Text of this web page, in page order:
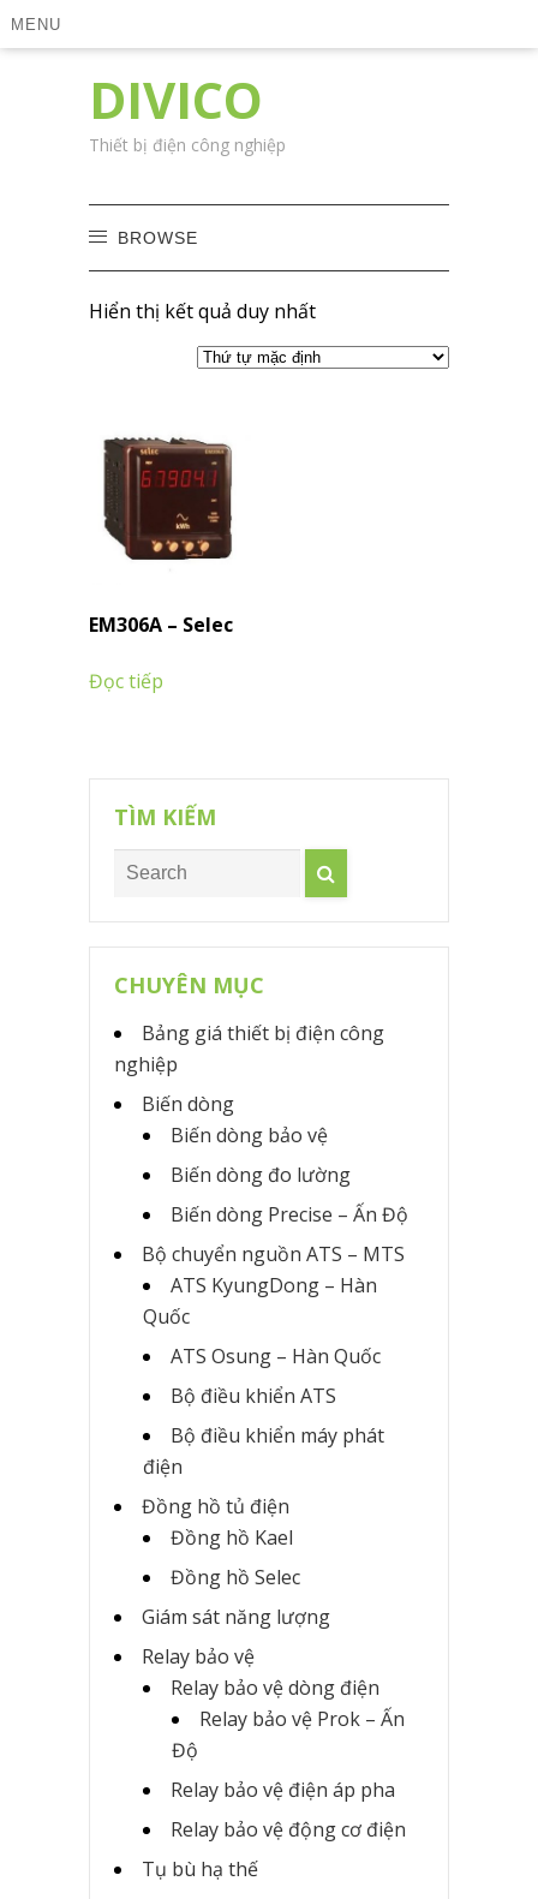
MENU
DIVICO
Thiết bị điện công nghiệp
BROWSE
Hiển thị kết quả duy nhất
EM306A – Selec
Đọc tiếp
TÌM KIẾM
CHUYÊN MỤC
Bảng giá thiết bị điện công
nghiệp
Biến dòng
Biến dòng bảo vệ
Biến dòng đo lường
Biến dòng Precise – Ấn Độ
Bộ chuyển nguồn ATS – MTS
ATS KyungDong – Hàn
Quốc
ATS Osung – Hàn Quốc
Bộ điều khiển ATS
Bộ điều khiển máy phát
điện
Đồng hồ tủ điện
Đồng hồ Kael
Đồng hồ Selec
Giám sát năng lượng
Relay bảo vệ
Relay bảo vệ dòng điện
Relay bảo vệ Prok – Ấn
Độ
Relay bảo vệ điện áp pha
Relay bảo vệ động cơ điện
Tụ bù hạ thế